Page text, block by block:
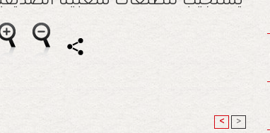
< >